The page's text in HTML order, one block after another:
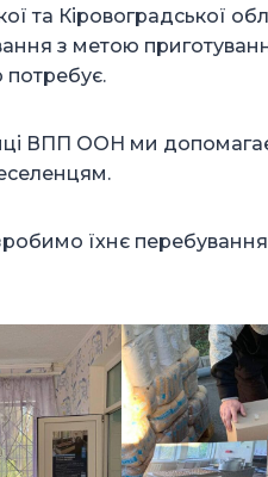
та Кіровоградської
з метою
потребує.
ВПП ООН ми
їхнє перебування